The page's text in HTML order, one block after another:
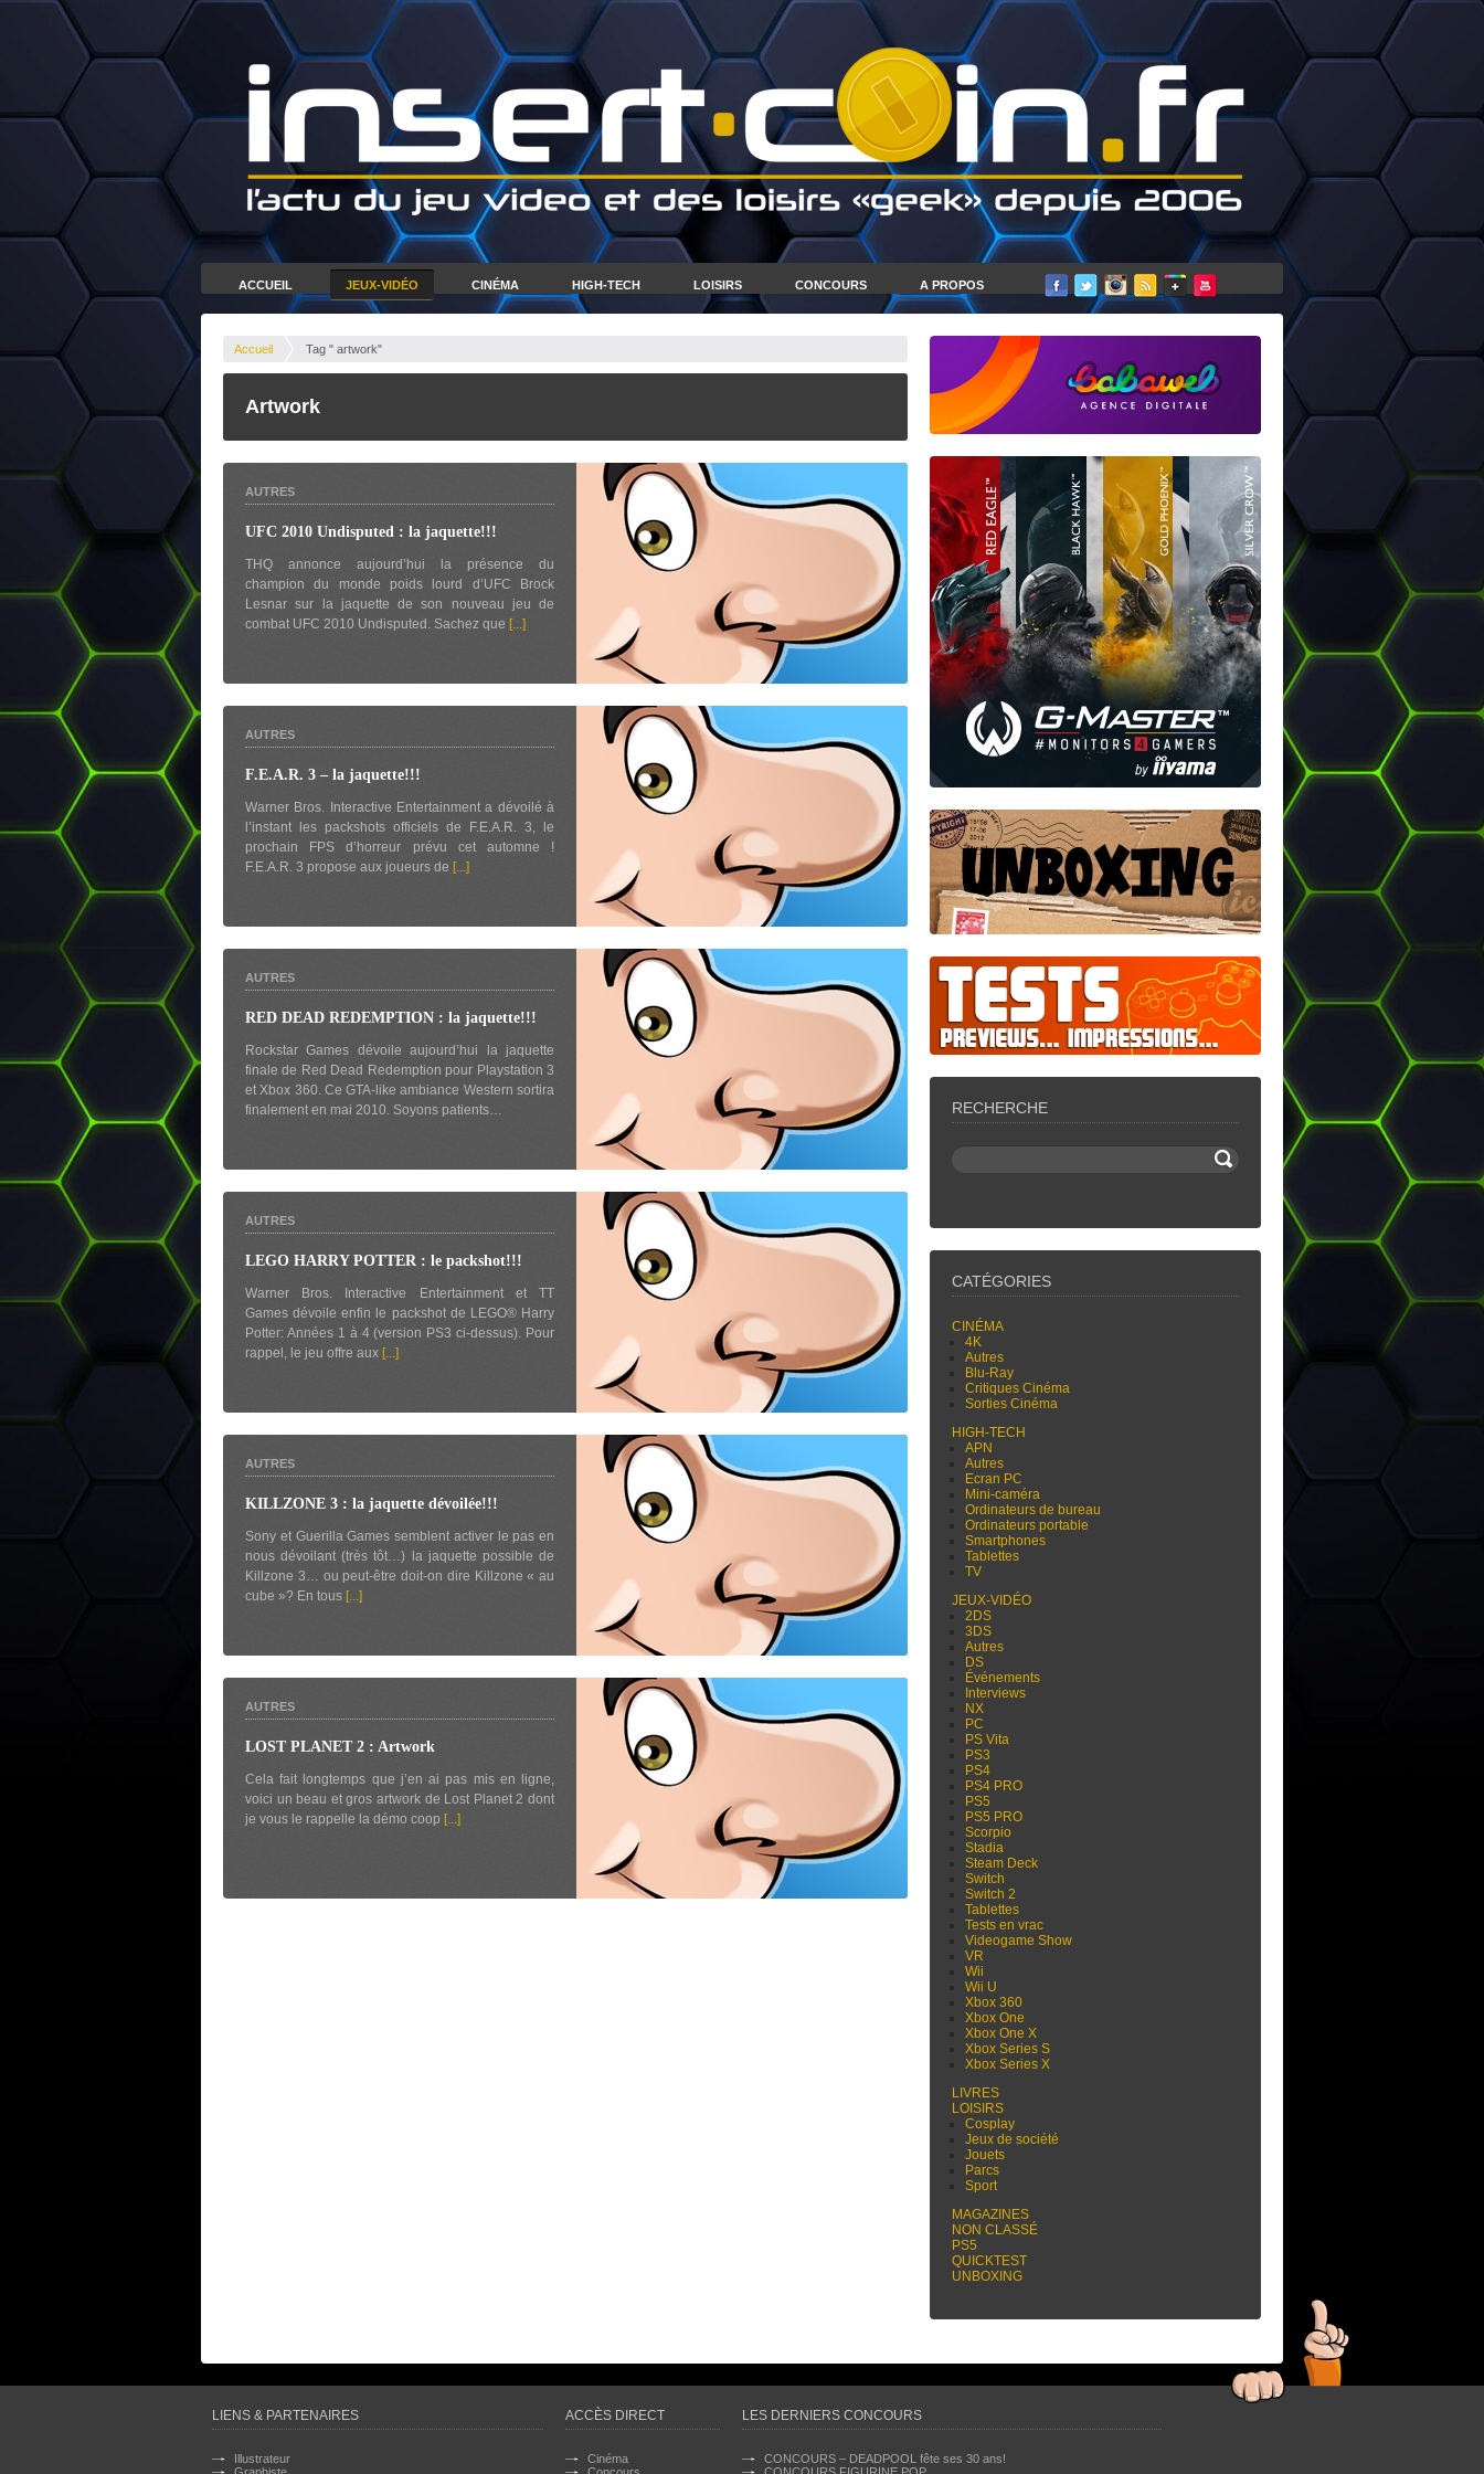
ACCUEIL JEUX-VIDÉO CINÉMA HIGH-TECH LOISIRS CONCOURS A PROPOS
Accueil Tag " artwork"
Artwork
AUTRES
UFC 2010 Undisputed : la jaquette!!!
THQ annonce aujourd’hui la présence du
champion du monde poids lourd d’UFC Brock
Lesnar sur la jaquette de son nouveau jeu de
combat UFC 2010 Undisputed. Sachez que [...]
AUTRES
F.E.A.R. 3 – la jaquette!!!
Warner Bros. Interactive Entertainment a dévoilé à
l’instant les packshots officiels de F.E.A.R. 3, le
prochain FPS d’horreur prévu cet automne !
F.E.A.R. 3 propose aux joueurs de [...]
AUTRES
RED DEAD REDEMPTION : la jaquette!!!
Rockstar Games dévoile aujourd’hui la jaquette
finale de Red Dead Redemption pour Playstation 3
et Xbox 360. Ce GTA-like ambiance Western sortira
finalement en mai 2010. Soyons patients…
AUTRES
LEGO HARRY POTTER : le packshot!!!
Warner Bros. Interactive Entertainment et TT
Games dévoile enfin le packshot de LEGO® Harry
Potter: Années 1 à 4 (version PS3 ci-dessus). Pour
rappel, le jeu offre aux [...]
AUTRES
KILLZONE 3 : la jaquette dévoilée!!!
Sony et Guerilla Games semblent activer le pas en
nous dévoilant (très tôt…) la jaquette possible de
Killzone 3… ou peut-être doit-on dire Killzone « au
cube »? En tous [...]
AUTRES
LOST PLANET 2 : Artwork
Cela fait longtemps que j’en ai pas mis en ligne,
voici un beau et gros artwork de Lost Planet 2 dont
je vous le rappelle la démo coop [...]
RECHERCHE
CATÉGORIES
CINÉMA
4K
Autres
Blu-Ray
Critiques Cinéma
Sorties Cinéma
HIGH-TECH
APN
Autres
Ecran PC
Mini-caméra
Ordinateurs de bureau
Ordinateurs portable
Smartphones
Tablettes
TV
JEUX-VIDÉO
2DS
3DS
Autres
DS
Événements
Interviews
NX
PC
PS Vita
PS3
PS4
PS4 PRO
PS5
PS5 PRO
Scorpio
Stadia
Steam Deck
Switch
Switch 2
Tablettes
Tests en vrac
Videogame Show
VR
Wii
Wii U
Xbox 360
Xbox One
Xbox One X
Xbox Series S
Xbox Series X
LIVRES
LOISIRS
Cosplay
Jeux de société
Jouets
Parcs
Sport
MAGAZINES
NON CLASSÉ
PS5
QUICKTEST
UNBOXING
LIENS & PARTENAIRES
Illustrateur
ACCÈS DIRECT
Cinéma
LES DERNIERS CONCOURS
CONCOURS – DEADPOOL fête ses 30 ans!